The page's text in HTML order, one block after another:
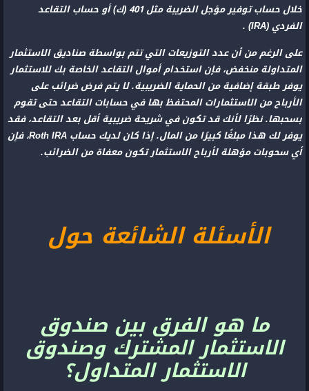
خلال حساب توفير مؤجل الضريبة مثل 401 (ك) أو حساب التقاعد
الفردي (IRA) .
على الرغم من أن عدد التوزيعات التي تتم بواسطة صناديق الاستثمار
المتداولة منخفض، فإن استخدام أموال التقاعد الخاصة بك للاستثمار
يوفر طبقة إضافية من الحماية الضريبية. لا يتم فرض ضرائب على
الأرباح من الاستثمارات المحتفظ بها في حسابات التقاعد حتى تقوم
بسحبها. نظرًا لأنك قد تكون في شريحة ضريبية أقل بعد التقاعد، فقد
يوفر لك هذا مبلغًا كبيرًا من المال. إذا كان لديك حساب Roth IRA، فإن
أي سحوبات مؤهلة لأرباح الاستثمار تكون معفاة من الضرائب.
الأسئلة الشائعة حول
ما هو الفرق بين صندوق
الاستثمار المشترك وصندوق
الاستثمار المتداول؟